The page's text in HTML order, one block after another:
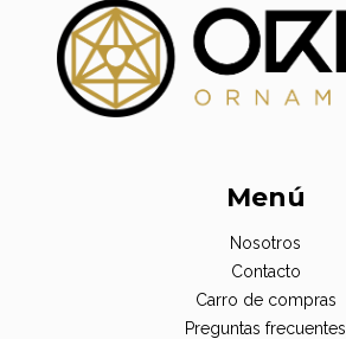
Menú
Nosotros
Contacto
Carro de compras
Preguntas frecuentes